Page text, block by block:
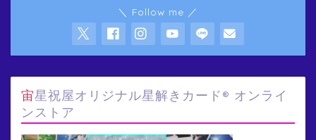
＼ Follow me ／
宙星祝屋オリジナル星解きカード® オンライ
ンストア